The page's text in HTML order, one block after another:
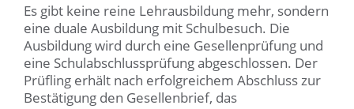
Es gibt keine reine Lehrausbildung mehr, sondern
eine duale Ausbildung mit Schulbesuch. Die
Ausbildung wird durch eine Gesellenprüfung und
eine Schulabschlussprüfung abgeschlossen. Der
Prüfling erhält nach erfolgreichem Abschluss zur
Bestätigung den Gesellenbrief, das